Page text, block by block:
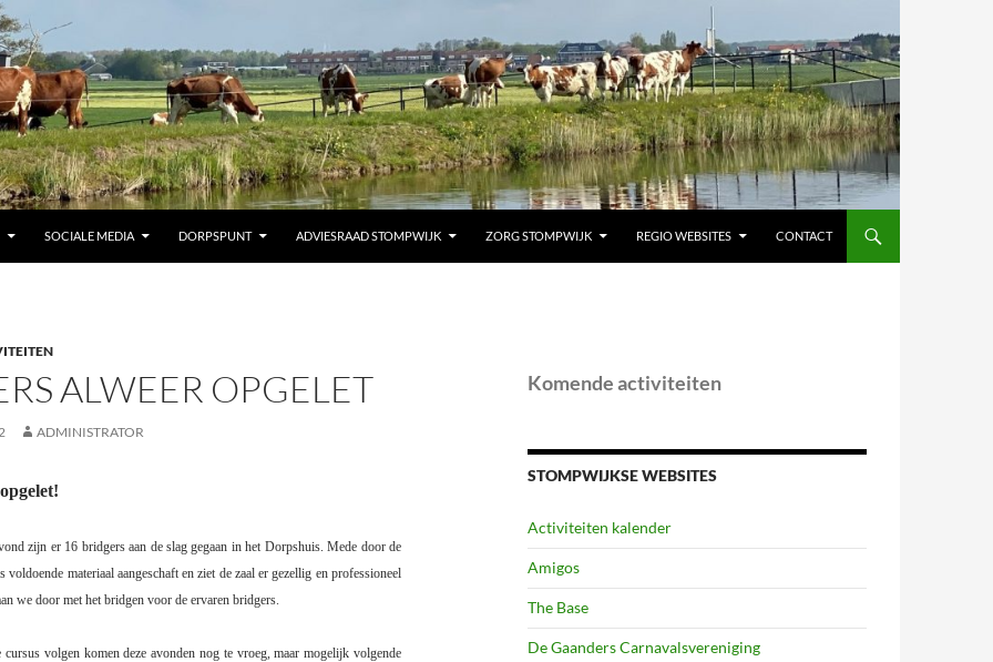
SOCIALE MEDIA DORPSPUNT ADVIESRAAD STOMPWIJK ZORG STOMPWIJK REGIO WEBSITES CONTACT
ALWEER OPGELET
ADMINISTRATOR
zijn er 16 bridgers aan de slag gegaan in het Dorpshuis. Mede door de
voldoende materiaal aangeschaft en ziet de zaal er gezellig en professioneel
we door met het bridgen voor de ervaren bridgers.
volgen komen deze avonden nog te vroeg, maar mogelijk volgende
Komende activiteiten
STOMPWIJKSE WEBSITES
Activiteiten kalender
Amigos
The Base
De Gaanders Carnavalsvereniging